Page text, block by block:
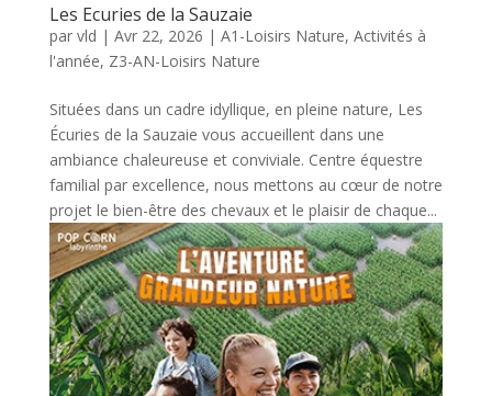
Les Ecuries de la Sauzaie
par vld | Avr 22, 2026 | A1-Loisirs Nature, Activités à
l'année, Z3-AN-Loisirs Nature
Situées dans un cadre idyllique, en pleine nature, Les
Écuries de la Sauzaie vous accueillent dans une
ambiance chaleureuse et conviviale. Centre équestre
familial par excellence, nous mettons au cœur de notre
projet le bien-être des chevaux et le plaisir de chaque...